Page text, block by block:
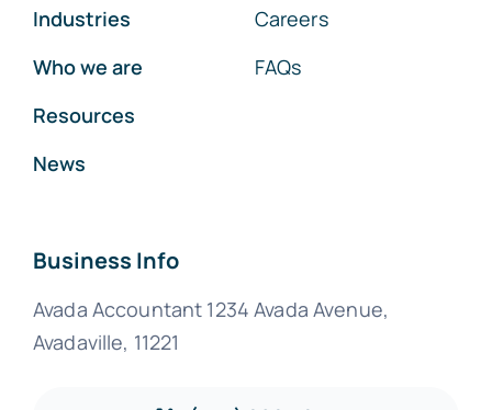
Industries
Who we are
Resources
News
Careers
FAQs
Business Info
Avada Accountant 1234 Avada Avenue,
Avadaville, 11221